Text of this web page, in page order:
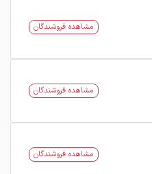
مشاهده فروشندگان
مشاهده فروشندگان
مشاهده فروشندگان